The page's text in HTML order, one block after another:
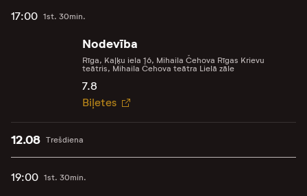
17:00 1st. 30min.
Nodevība
Rīga, Kaļķu iela 16, Mihaila Čehova Rīgas Krievu
teātris, Mihaila Čehova teātra Lielā zāle
7.8
Biļetes
Trešdiena
12.08
19:00 1st. 30min.